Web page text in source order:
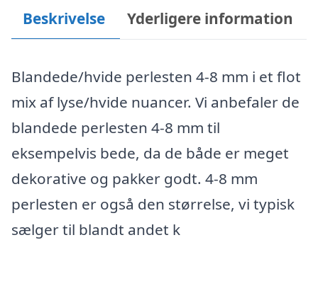
Beskrivelse Yderligere information
Blandede/hvide perlesten 4-8 mm i et flot
mix af lyse/hvide nuancer. Vi anbefaler de
blandede perlesten 4-8 mm til
eksempelvis bede, da de både er meget
dekorative og pakker godt. 4-8 mm
perlesten er også den størrelse, vi typisk
sælger til blandt andet k